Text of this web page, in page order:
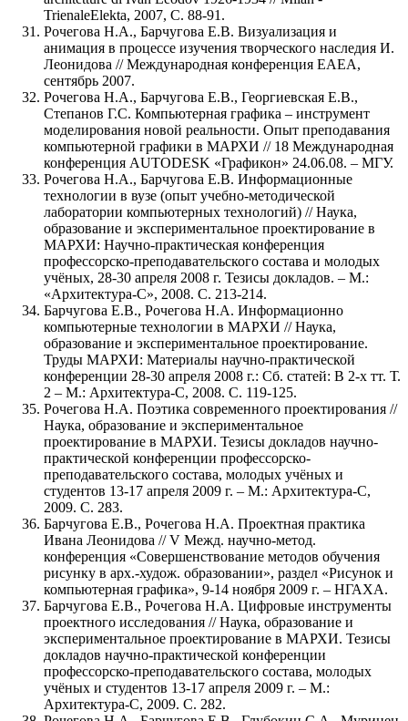
TrienaleElekta, 2007, C. 88-91.
Рочегова Н.А., Барчугова Е.В. Визуализация и
анимация в процессе изучения творческого наследия И.
Леонидова // Международная конференция ЕАЕА,
сентябрь 2007.
Рочегова Н.А., Барчугова Е.В., Георгиевская Е.В.,
Степанов Г.С. Компьютерная графика – инструмент
моделирования новой реальности. Опыт преподавания
компьютерной графики в МАРХИ // 18 Международная
конференция AUTODESK «Графикон» 24.06.08. – МГУ.
Рочегова Н.А., Барчугова Е.В. Информационные
технологии в вузе (опыт учебно-методической
лаборатории компьютерных технологий) // Наука,
образование и экспериментальное проектирование в
МАРХИ: Научно-практическая конференция
профессорско-преподавательского состава и молодых
учёных, 28-30 апреля 2008 г. Тезисы докладов. – М.:
«Архитектура-С», 2008. С. 213-214.
Барчугова Е.В., Рочегова Н.А. Информационно
компьютерные технологии в МАРХИ // Наука,
образование и экспериментальное проектирование.
Труды МАРХИ: Материалы научно-практической
конференции 28-30 апреля 2008 г.: Сб. статей: В 2-х тт. Т.
2 – М.: Архитектура-С, 2008. С. 119-125.
Рочегова Н.А. Поэтика современного проектирования //
Наука, образование и экспериментальное
проектирование в МАРХИ. Тезисы докладов научно-
практической конференции профессорско-
преподавательского состава, молодых учёных и
студентов 13-17 апреля 2009 г. – М.: Архитектура-С,
2009. С. 283.
Барчугова Е.В., Рочегова Н.А. Проектная практика
Ивана Леонидова // V Межд. научно-метод.
конференция «Совершенствование методов обучения
рисунку в арх.-худож. образовании», раздел «Рисунок и
компьютерная графика», 9-14 ноября 2009 г. – НГАХА.
Барчугова Е.В., Рочегова Н.А. Цифровые инструменты
проектного исследования // Наука, образование и
экспериментальное проектирование в МАРХИ. Тезисы
докладов научно-практической конференции
профессорско-преподавательского состава, молодых
учёных и студентов 13-17 апреля 2009 г. – М.:
Архитектура-С, 2009. С. 282.